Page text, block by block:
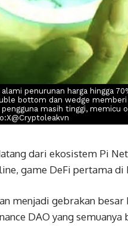
penurunan harga hingga
bottom dan wedge memberi
pengguna masih tinggi,
dari ekosistem Pi
game DeFi pertama di
menjadi gebrakan
DAO yang